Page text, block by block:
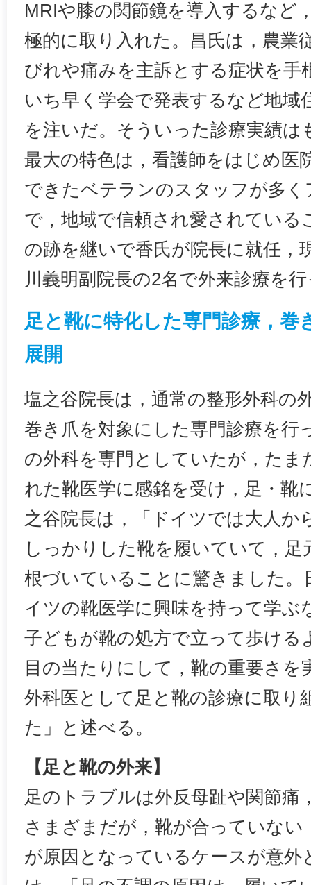
MRIや膝の関節鏡を導入するなど
極的に取り入れた。昌氏は，農業
びれや痛みを主訴とする症状を手
いち早く学会で発表するなど地域
を注いだ。そういった診療実績は
最大の特色は，看護師をはじめ医
できたベテランのスタッフが多
で，地域で信頼され愛されている
の跡を継いで香氏が院長に就任，
川義明副院長の2名で外来診療を
足と靴に特化した専門診療，巻
展開
塩之谷院長は，通常の整形外科の
巻き爪を対象にした専門診療を行
の外科を専門としていたが，たま
れた靴医学に感銘を受け，足・靴
之谷院長は，「ドイツでは大人か
しっかりした靴を履いていて，足
根づいていることに驚きました。
イツの靴医学に興味を持って学ぶ
子どもが靴の処方で立って歩ける
目の当たりにして，靴の重要さを
外科医として足と靴の診療に取り
た」と述べる。
【足と靴の外来】
足のトラブルは外反母趾や関節痛
さまざまだが，靴が合っていない
が原因となっているケースが意外